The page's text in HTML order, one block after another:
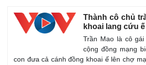
Tư vấn luật
Thành cô chủ
khoai lang cứu ế
Trần Mao là cô
cộng đồng mạng
con đưa cả cánh đồng khoai ế lên chợ